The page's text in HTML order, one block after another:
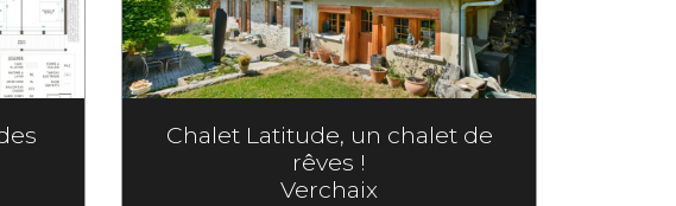
Chalet Latitude, un chalet de
rêves !
Verchaix